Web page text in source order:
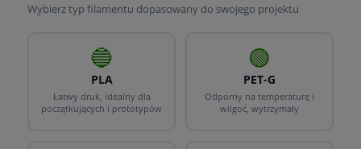
Wybierz typ filamentu dopasowany do swojego projektu
🔵
PLA
Łatwy druk, idealny dla
początkujących i prototypów
🟢
PET-G
Odporny na temperaturę i
wilgoć, wytrzymały